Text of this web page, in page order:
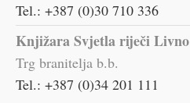
Tel.: +387 (0)30 710 336
Knjižara Svjetla riječi Livno
Trg branitelja b.b.
Tel.: +387 (0)34 201 111